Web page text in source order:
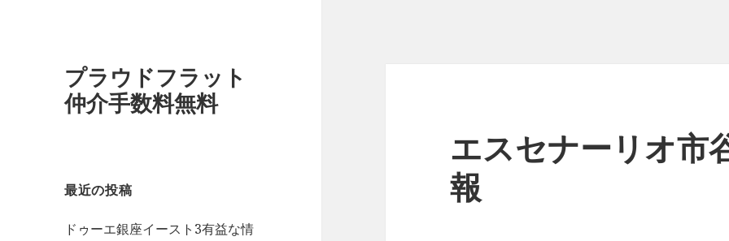
プラウドフラット
仲介手数料無料
最近の投稿
ドゥーエ銀座イースト3有益な情
エスセナーリオ市
報